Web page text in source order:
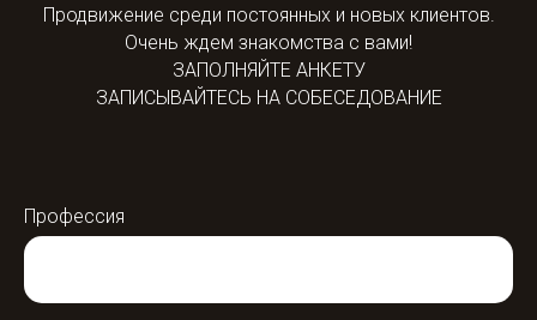
Продвижение среди постоянных и новых клиентов.
Очень ждем знакомства с вами!
ЗАПОЛНЯЙТЕ АНКЕТУ
ЗАПИСЫВАЙТЕСЬ НА СОБЕСЕДОВАНИЕ
Профессия